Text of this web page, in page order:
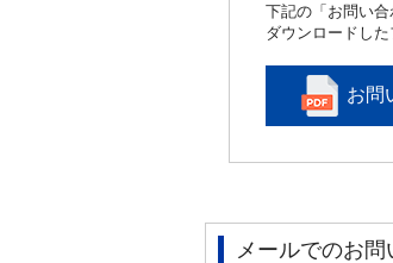
下記の「お問い
ダウンロードし
お問
メールでのお